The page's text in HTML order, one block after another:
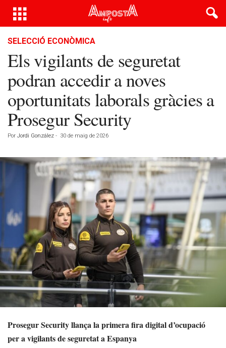
SELECCIÓ ECONÒMICA
Els vigilants de seguretat
podran accedir a noves
oportunitats laborals gràcies a
Prosegur Security
Por Jordi González - 30 de maig de 2026
Prosegur Security llança la primera fira digital d’ocupació
per a vigilants de seguretat a Espanya